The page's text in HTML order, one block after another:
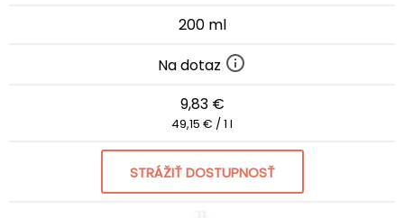
200 ml
Na dotaz
9,83 €
49,15 € / 1 l
STRÁŽIŤ DOSTUPNOSŤ